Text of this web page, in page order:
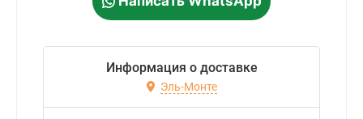
Информация о доставке
Эль-Монте